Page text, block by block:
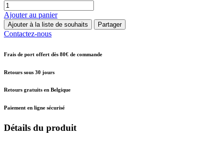
Ajouter au panier
Ajouter à la liste de souhaits Partager
Contactez-nous
Frais de port offert dès 80€ de commande
Retours sous 30 jours
Retours gratuits en Belgique
Paiement en ligne sécurisé
Détails du produit